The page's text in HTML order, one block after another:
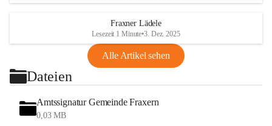
Fraxner Lädele
Lesezeit 1 Minute•3. Dez. 2025
Alle Artikel sehen
Dateien
Amtssignatur Gemeinde Fraxern
0,03 MB